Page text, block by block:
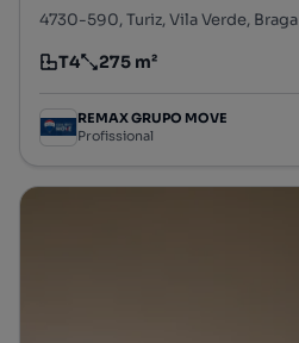
4730-590, Turiz, Vila Verde, Braga
Tipologia
T4
Preço por metro quadrado
275 m²
REMAX GRUPO MOVE
Profissional